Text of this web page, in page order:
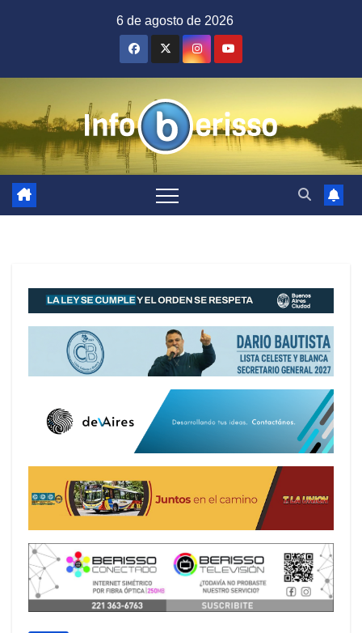
6 de agosto de 2026